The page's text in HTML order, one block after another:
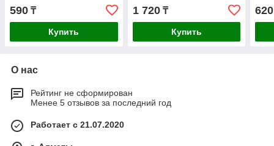
590 ₸
Купить
1 720₸
Купить
620
О нас
Рейтинг не сформирован
Менее 5 отзывов за последний год
Работает с 21.07.2020